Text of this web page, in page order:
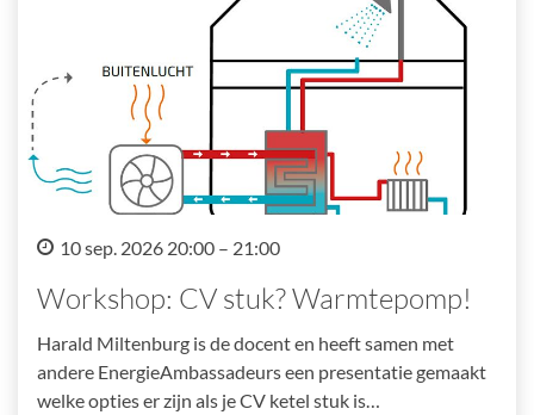
10 sep. 2026 20:00 – 21:00
Workshop: CV stuk? Warmtepomp!
Harald Miltenburg is de docent en heeft samen met
andere EnergieAmbassadeurs een presentatie gemaakt
welke opties er zijn als je CV ketel stuk is…